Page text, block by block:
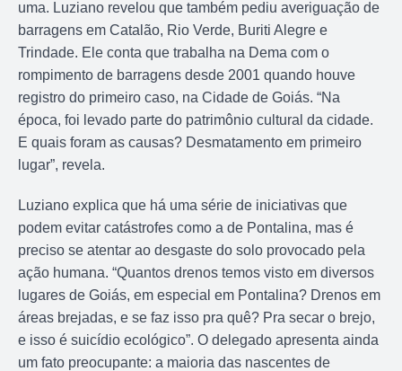
uma. Luziano revelou que também pediu averiguação de
barragens em Catalão, Rio Verde, Buriti Alegre e
Trindade. Ele conta que trabalha na Dema com o
rompimento de barragens desde 2001 quando houve
registro do primeiro caso, na Cidade de Goiás. “Na
época, foi levado parte do patrimônio cultural da cidade.
E quais foram as causas? Desmatamento em primeiro
lugar”, revela.
Luziano explica que há uma série de iniciativas que
podem evitar catástrofes como a de Pontalina, mas é
preciso se atentar ao desgaste do solo provocado pela
ação humana. “Quantos drenos temos visto em diversos
lugares de Goiás, em especial em Pontalina? Drenos em
áreas brejadas, e se faz isso pra quê? Pra secar o brejo,
e isso é suicídio ecológico”. O delegado apresenta ainda
um fato preocupante: a maioria das nascentes de